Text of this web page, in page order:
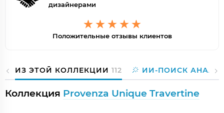
дизайнерами
Положительные отзывы клиентов
ИЗ ЭТОЙ КОЛЛЕКЦИИ 112 ИИ-ПОИСК
Коллекция Provenza Unique Travertine